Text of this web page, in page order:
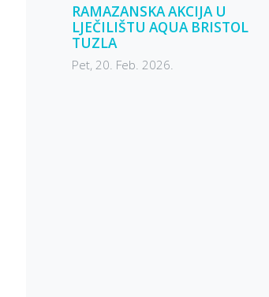
RAMAZANSKA AKCIJA U
LJEČILIŠTU AQUA BRISTOL
TUZLA
Pet, 20. Feb. 2026.